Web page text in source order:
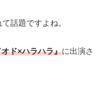
話題ですよね。
ド×ハラハラ』に出演さ